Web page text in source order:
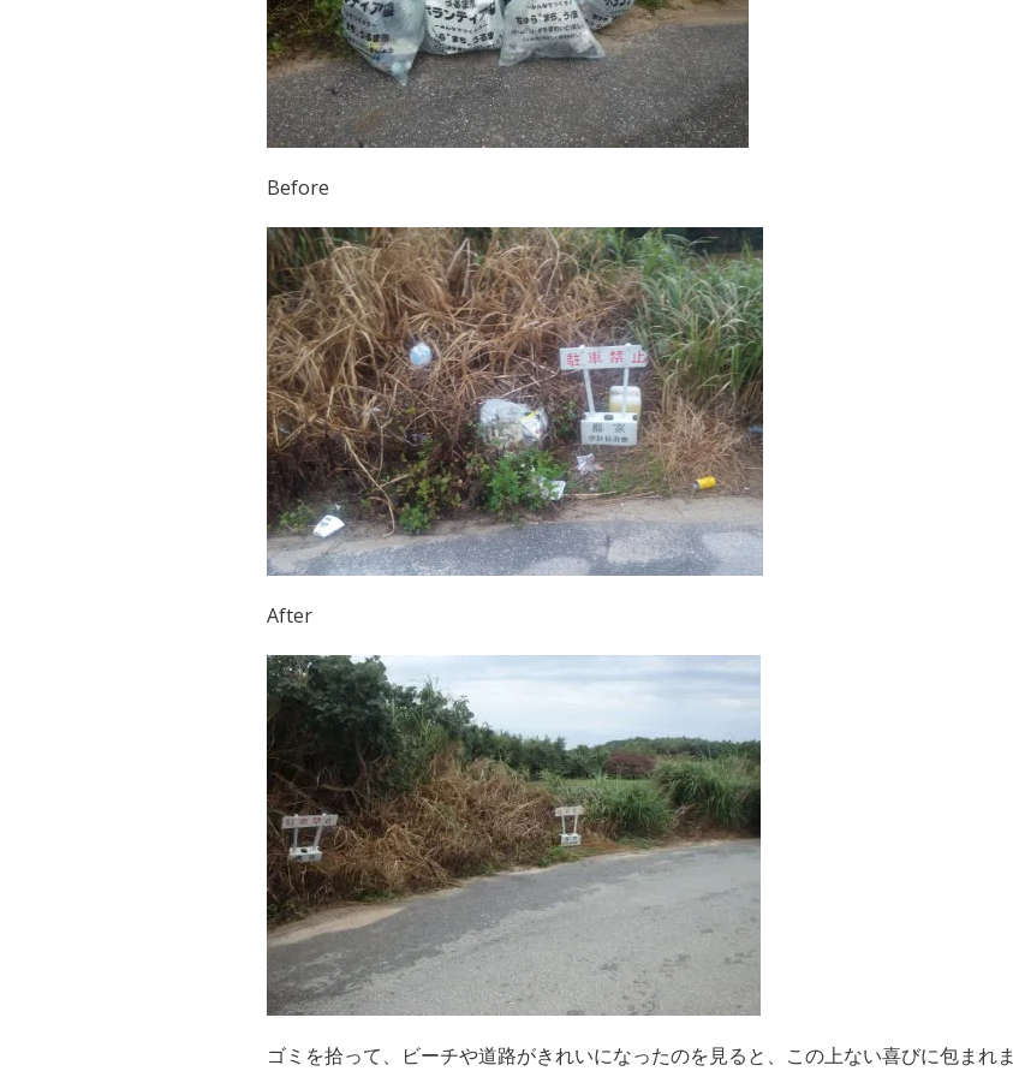
Before
After
ゴミを拾って、ビーチや道路がきれいになったのを見ると、この上ない喜びに包まれま